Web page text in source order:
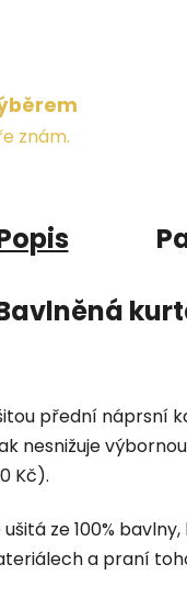
znám.
přední náprsní
nesnižuje
Kč).
ze 100%
a praní